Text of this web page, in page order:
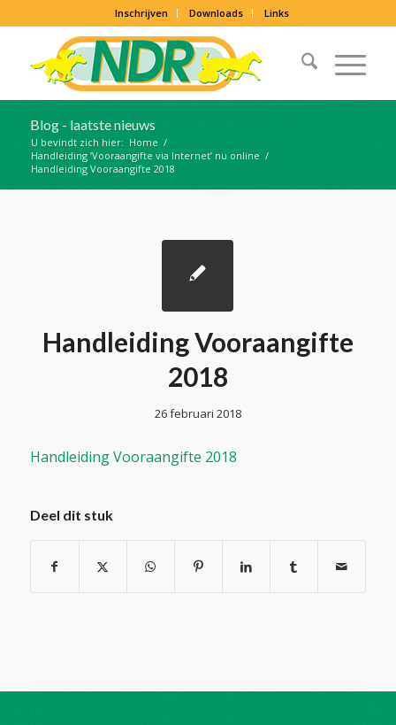
Inschrijven Downloads Links
Blog - laatste nieuws
U bevindt zich hier: Home /
Handleiding ‘Vooraangifte via Internet’ nu online /
Handleiding Vooraangifte 2018
Handleiding Vooraangifte
2018
26 februari 2018
Handleiding Vooraangifte 2018
Deel dit stuk